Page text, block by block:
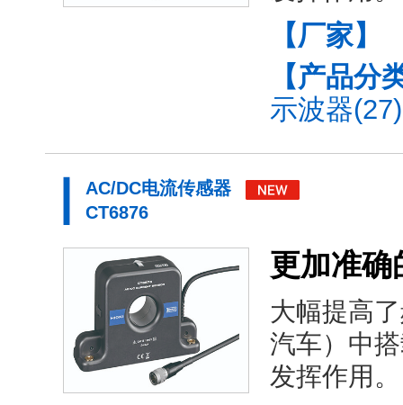
【厂家】
【产品分
示波器(27)
AC/DC电流传感器
CT6876
更加准确
大幅提高
汽车）中
发挥作用。